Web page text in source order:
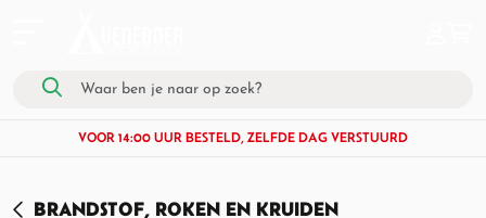
VOOR 14:00 UUR BESTELD, ZELFDE DAG VERSTUURD
BRANDSTOF, ROKEN EN KRUIDEN